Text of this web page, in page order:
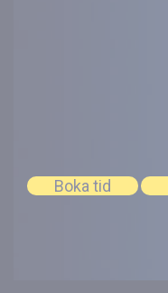
Boka tid